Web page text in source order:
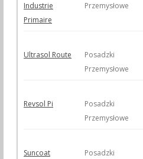
Industrie
Primaire
Przemysłowe
Ultrasol Route
Posadzki
Przemysłowe
Revsol Pi
Posadzki
Przemysłowe
Suncoat
Posadzki